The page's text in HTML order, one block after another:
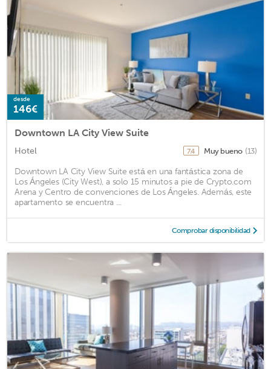
desde
146€
Downtown LA City View Suite
Hotel 7.4 Muy bueno (13)
Downtown LA City View Suite está en una fantástica zona de
Los Ángeles (City West), a solo 15 minutos a pie de Crypto.com
Arena y Centro de convenciones de Los Ángeles. Además, este
apartamento se encuentra ...
Comprobar disponibilidad